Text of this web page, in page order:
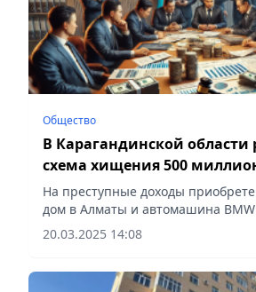
Общество
В Карагандинской области
схема хищения 500
На преступные доходы
дом в Алматы и автомашина
Vecher.kz.
20.03.2025 14:08